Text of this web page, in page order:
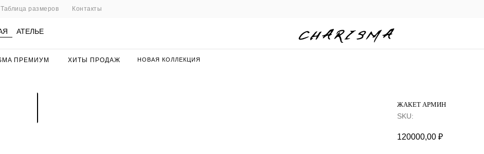
Таблица размеров Контакты
ХИТЫ ПРОДАЖ
АТЕЛЬЕ
НОВАЯ КОЛЛЕКЦИЯ
ПРЕМИУМ
ЖАКЕТ АРМИН
SKU:
120000,00 ₽